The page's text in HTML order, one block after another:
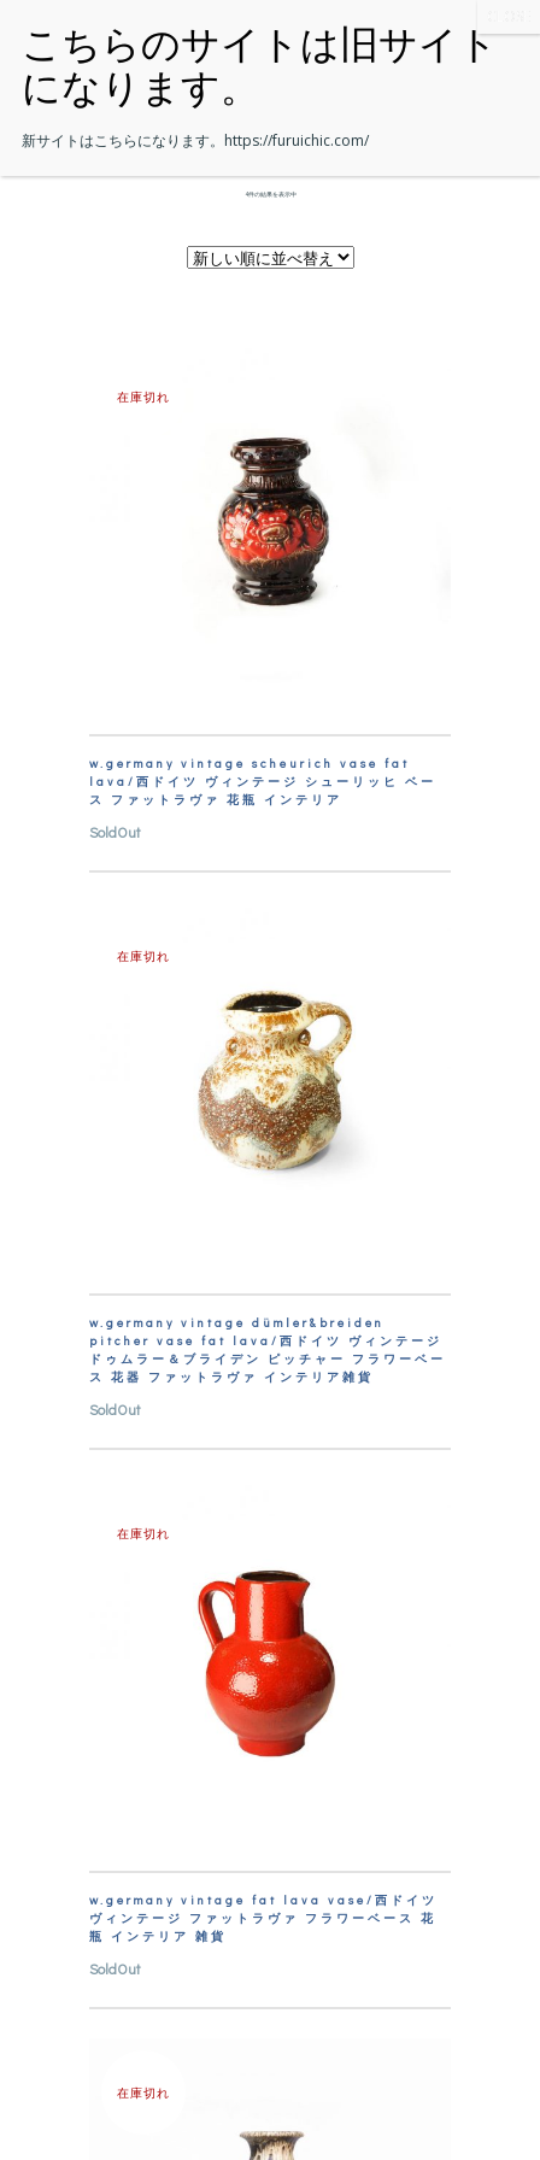
4件の結果を表示中
在庫切れ
w.germany vintage scheurich vase fat
lava/西ドイツ ヴィンテージ シューリッヒ ベー
ス ファットラヴァ 花瓶 インテリア
SoldOut
在庫切れ
w.germany vintage dümler&breiden
pitcher vase fat lava/西ドイツ ヴィンテージ
ドゥムラー＆ブライデン ピッチャー フラワーベー
ス 花器 ファットラヴァ インテリア雑貨
SoldOut
在庫切れ
w.germany vintage fat lava vase/西ドイツ
ヴィンテージ ファットラヴァ フラワーベース 花
瓶 インテリア 雑貨
SoldOut
在庫切れ
新サイトはこちらになります。 https://furuichic.com/